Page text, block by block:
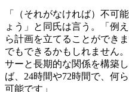
「（それがなければ）不可
ょう」と同氏は言う。「例
ら計画を立てることができ
でもできるかもしれません
サーと長期的な関係を構築
ば、24時間や72時間で、何
可能です」